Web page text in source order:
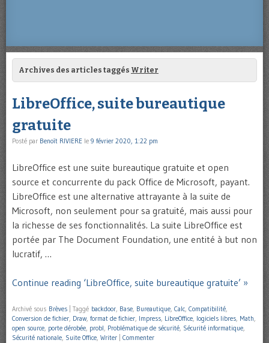
Archives des articles taggés Writer
LibreOffice, suite bureautique
gratuite
Posté par Benoît RIVIERE le 9 février 2020, 1:22 pm
LibreOffice est une suite bureautique gratuite et open
source et concurrente du pack Office de Microsoft, payant.
LibreOffice est une alternative attrayante à la suite de
Microsoft, non seulement pour sa gratuité, mais aussi pour
la richesse de ses fonctionnalités. La suite LibreOffice est
portée par The Document Foundation, une entité à but non
lucratif, …
Continue reading ‘LibreOffice, suite bureautique gratuite’ »
Archivé sous Brèves Taggé backdoor, Base, Bureautique, Calc, Compatibilité,
Conversion de fichier, Draw, format de fichier, Impress, LibreOffice, logiciels libres, Math,
open source, porte dérobée, probl, Problématique de sécurité, Sécurité informatique,
Sécurité nationale, Suite Office, Writer Commenter